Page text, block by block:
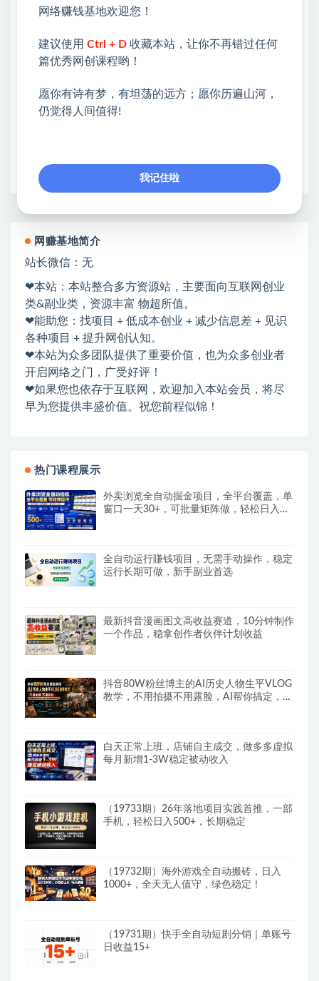
①：点击右上角【
②：选择【在浏览器打开】
限时活动：注册新用户赠送VIP
收藏 海报 链接
网赚基地简介
站长微信：无
❤本站：本站整合多方资源站，主要面向互联网创业
类&副业类，资源丰富 物超所值。
❤能助您：找项目 + 低成本创业 + 减少信息差 + 见识
各种项目 + 提升网创认知。
❤本站为众多团队提供了重要价值，也为众多创业者
开启网络之门，广受好评！
❤如果您也依存于互联网，欢迎加入本站会员，将尽
早为您提供丰盛价值。祝您前程似锦！
热门课程展示
外卖浏览全自动掘金项目，全平台覆盖，单
窗口一天30+，可批量矩阵做，轻松日入
全自动运行賺钱项目，无需手动操作，稳定
运行长期可做，新手副业首选
最新抖音漫画图文高收益赛道，10分钟制作
一个作品，稳拿创作者伙伴计划收益
抖音80W粉丝博主的AI历史人物生平VLOG
教学，不用拍摄不用露脸，AI帮你搞定，轻
白天正常上班，店铺自主成交，做多多虚拟
每月新增1-3W稳定被动收入
（19733期）26年落地项目实践首推，一部
手机，轻松日入500+，长期稳定
（19732期）海外游戏全自动搬砖，日入
1000+，全天无人值守，绿色稳定！
（19731期）快手全自动短剧分销｜单账号
日收益15+
网络赚钱基地欢迎您！
建议使用 Ctrl + D 收藏本站，让你不再错过任何
篇优秀网创课程哟！
愿你有诗有梦，有坦荡的远方；愿你历遍山河，
仍觉得人间值得!
我记住啦